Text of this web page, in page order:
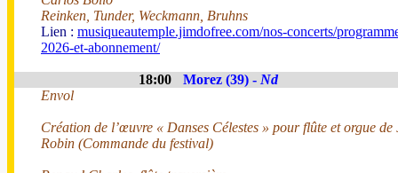
Reinken, Tunder, Weckmann, Bruhns
Lien : musiqueautemple.jimdofree.com/nos-concerts/
2026-et-abonnement/
18:00 Morez (39) - Nd
Envol
Création de l’œuvre « Danses Célestes » pour flûte et orgue de
Robin (Commande du festival)